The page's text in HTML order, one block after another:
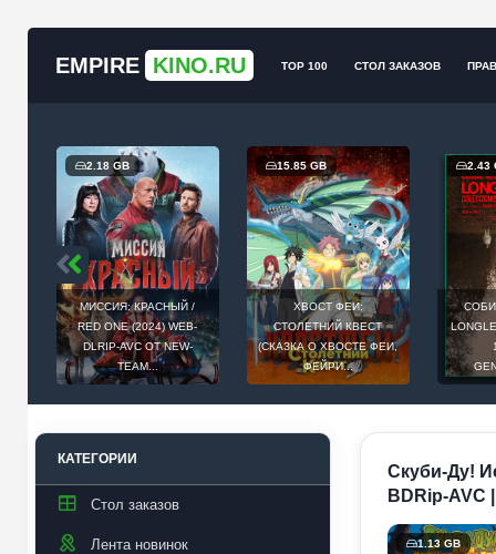
EMPIRE KINO.RU TOP 100 СТОЛ ЗАКАЗОВ
2.18 GB
МИССИЯ: КРАСНЫЙ /
RED ONE (2024) WEB-
DLRIP-AVC ОТ NEW-
TEAM...
15.85 GB
ХВОСТ ФЕИ:
СТОЛЕТНИЙ КВЕСТ
(СКАЗКА О ХВОСТЕ ФЕИ,
ФЕЙРИ...
2.43
КАТЕГОРИИ
Стол заказов
Лента новинок
Скуби-Ду!
BDRip-AVC
1.13 GB